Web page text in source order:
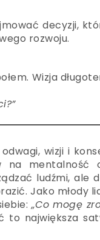
decyzji,
rozwoju.
Wizja
wizji i
na mentalność
ludźmi, ale
Jako młody
„Co mogę
to największa